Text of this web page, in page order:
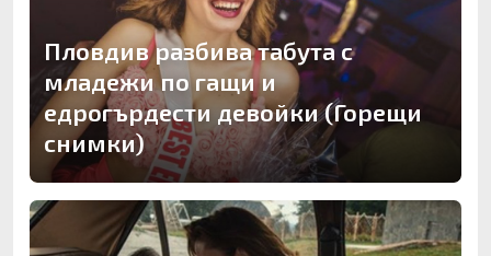
Пловдив разбива табута с
младежи по гащи и
едрогърдести девойки (Горещи
снимки)